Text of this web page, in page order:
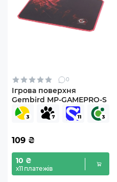
0
Ігрова поверхня
Gembird MP-GAMEPRO-S
109 ₴
10 ₴
х11 платежів